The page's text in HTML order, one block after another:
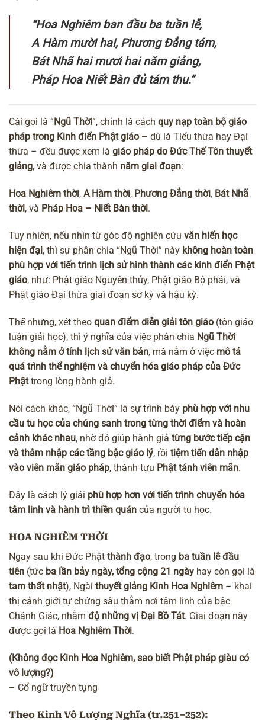
“Hoa Nghiêm ban đầu ba tuần lễ,
A Hàm mười hai, Phương Đẳng tám,
Bát Nhã hai mươi hai năm giảng,
Pháp Hoa Niết Bàn đủ tám thu.”
Cái gọi là “Ngũ Thời”, chính là cách quy nạp toàn bộ giáo
pháp trong Kinh điển Phật giáo – dù là Tiểu thừa hay Đại
thừa – đều được xem là giáo pháp do Đức Thế Tôn thuyết
giảng, và được chia thành năm giai đoạn:
Hoa Nghiêm thời, A Hàm thời, Phương Đẳng thời, Bát Nhã
thời, và Pháp Hoa – Niết Bàn thời.
Tuy nhiên, nếu nhìn từ góc độ nghiên cứu văn hiến học
hiện đại, thì sự phân chia “Ngũ Thời” này không hoàn toàn
phù hợp với tiến trình lịch sử hình thành các kinh điển Phật
giáo, như: Phật giáo Nguyên thủy, Phật giáo Bộ phái, và
Phật giáo Đại thừa giai đoạn sơ kỳ và hậu kỳ.
Thế nhưng, xét theo quan điểm diễn giải tôn giáo (tôn giáo
luận giải học), thì ý nghĩa của việc phân chia Ngũ Thời
không nằm ở tính lịch sử văn bản, mà nằm ở việc mô tả
quá trình thể nghiệm và chuyển hóa giáo pháp của Đức
Phậttrong lòng hành giả.
Nói cách khác, “Ngũ Thời” là sự trình bày phù hợp với nhu
cầu tu học của chúng sanh trong từng thời điểm và hoàn
cảnh khác nhau, nhờ đó giúp hành giả từng bước tiếp cận
và thâm nhập các tầng bậc giáo lý, rồi tiệm tiến dẫn nhập
vào viên mãn giáo pháp, thành tựu Phật tánh viên mãn.
Đây là cách lý giải phù hợp hơn với tiến trình chuyển hóa
tâm linh và hành trì thiền quán của người tu học.
HOA NGHIÊM THỜI
Ngay sau khi Đức Phật thành đạo, trong ba tuần lễ đầu
tiên (tức ba lần bảy ngày, tổng cộng 21 ngày hay còn gọi là
tam thất nhật), Ngài thuyết giảng Kinh Hoa Nghiêm – khai
thị cảnh giới tự chứng sâu thẳm nơi tâm linh của bậc
Chánh Giác, nhằm độ những vị Đại Bồ Tát. Giai đoạn này
được gọi là Hoa Nghiêm Thời.
(Không đọc Kinh Hoa Nghiêm, sao biết Phật pháp giàu có
vô lượng?)
– Cổ ngữ truyền tụng
Theo Kinh Vô Lượng Nghĩa (tr.251–252):